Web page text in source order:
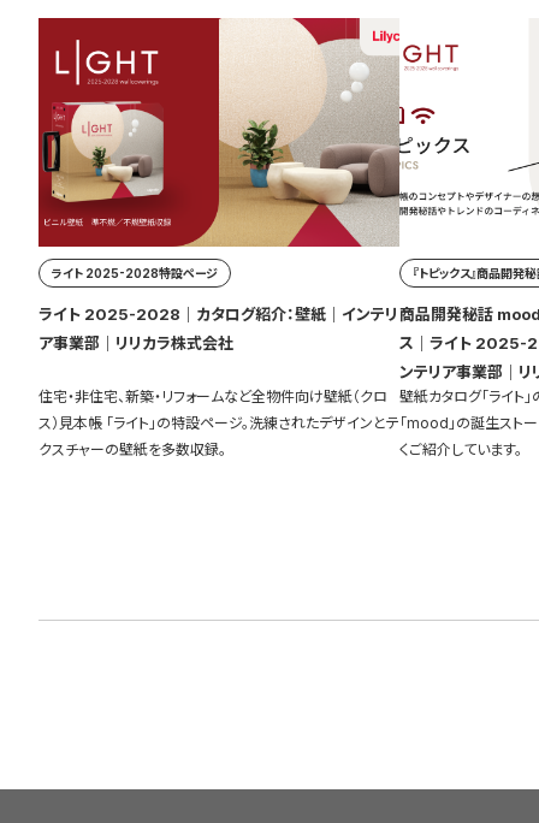
ライト 2025-2028特設ページ
ライト 2025-2028｜カタログ紹介：壁紙｜インテリ
ア事業部｜リリカラ株式会社
住宅・非住宅、新築・リフォームなど全物件向け壁紙（クロ
ス）見本帳 「ライト」の特設ページ。洗練されたデザインとテ
クスチャーの壁紙を多数収録。
『トピックス』商品開発
商品開発秘話
ス｜ライト 2025-2028｜カタログ紹介：壁紙｜イ
ンテリア事業部｜リ
壁紙カタログ「ライト
「mood」の誕生スト
くご紹介しています。